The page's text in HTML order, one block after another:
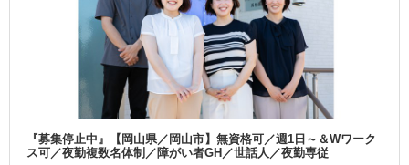
『募集停止中』【岡山県／岡山市】無資格可／週1日～＆Wワーク
ス可／夜勤複数名体制／障がい者GH／世話人／夜勤専従